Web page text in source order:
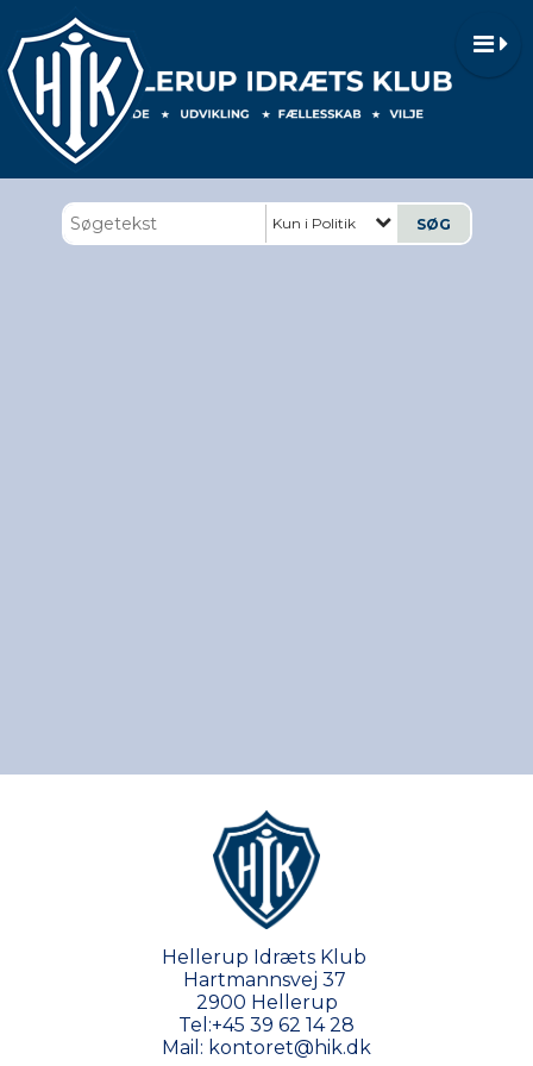
Kun i Politik
Hellerup Idræts Klub
Hartmannsvej 37
2900 Hellerup
Tel:+45 39 62 14 28
Mail: kontoret@hik.dk